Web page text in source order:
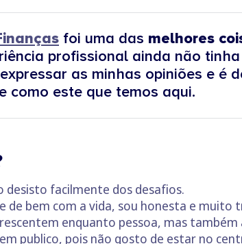
foi uma das melhores
profissional ainda não
as minhas opiniões e é
como este que temos aqui.
facilmente dos desafios.
de bem com a vida, sou honesta e muito
enquanto pessoa, mas também
publico, pois não gosto de estar no